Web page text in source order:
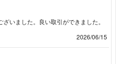
いました。良い取引ができました。
2026/06/15